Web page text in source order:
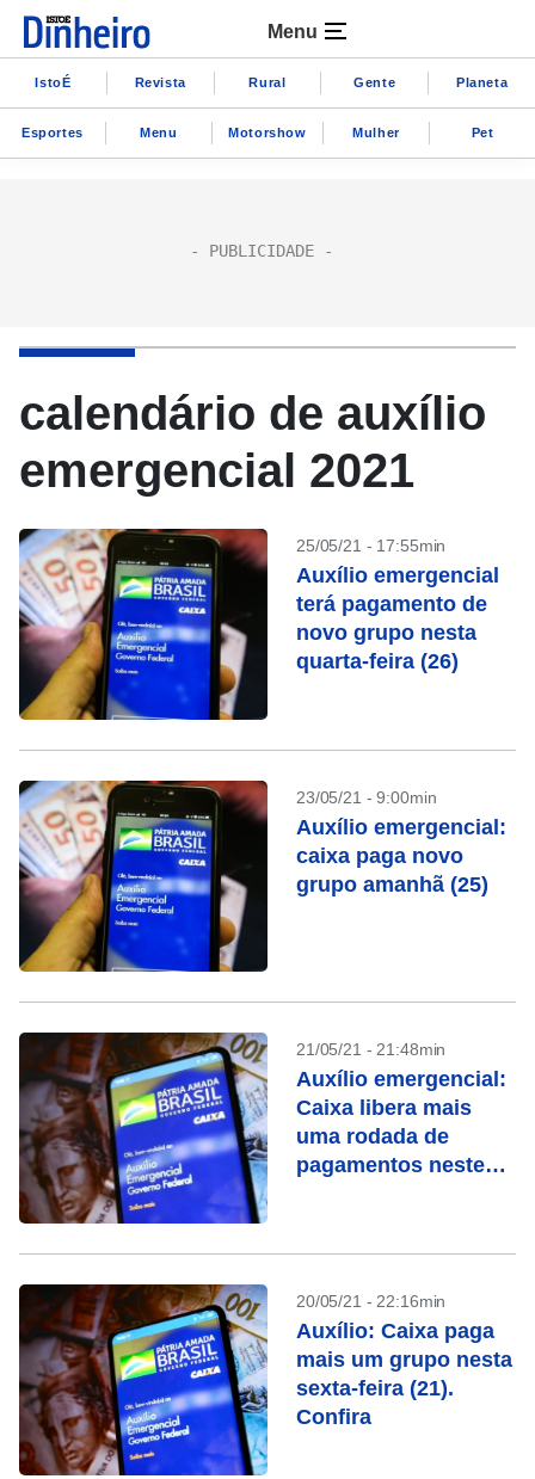
Menu
IstoÉ Revista Rural Gente Planeta
Esportes Menu Motorshow Mulher Pet
calendário de auxílio
emergencial 2021
25/05/21 - 17:55min
Auxílio emergencial
terá pagamento de
novo grupo nesta
quarta-feira (26)
23/05/21 - 9:00min
Auxílio emergencial:
caixa paga novo
grupo amanhã (25)
21/05/21 - 21:48min
Auxílio emergencial:
Caixa libera mais
uma rodada de
pagamentos neste
20/05/21 - 22:16min
Auxílio: Caixa paga
mais um grupo nesta
sexta-feira (21).
Confira